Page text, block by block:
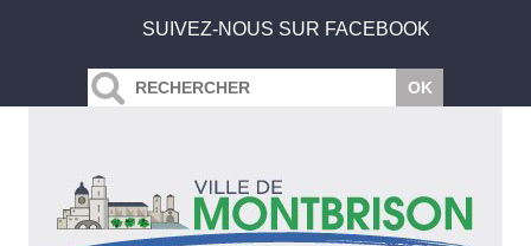
SUIVEZ-NOUS SUR FACEBOOK